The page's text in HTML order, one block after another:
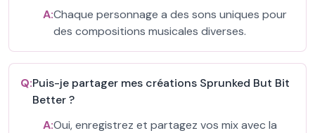
A:Chaque personnage a des sons uniques pour
des compositions musicales diverses.
Q:Puis-je partager mes créations Sprunked But Bit
Better ?
A:Oui, enregistrez et partagez vos mix avec la